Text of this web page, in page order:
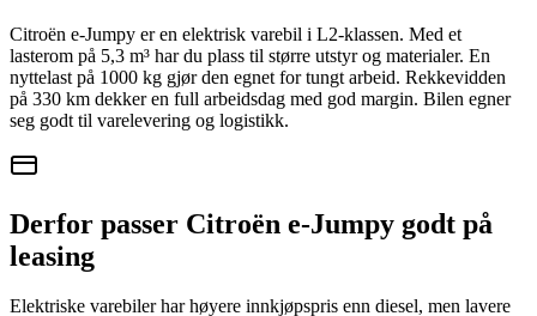
Citroën e-Jumpy er en elektrisk varebil i L2-klassen. Med et
lasterom på 5,3 m³ har du plass til større utstyr og materialer. En
nyttelast på 1000 kg gjør den egnet for tungt arbeid. Rekkevidden
på 330 km dekker en full arbeidsdag med god margin. Bilen egner
seg godt til varelevering og logistikk.
Derfor passer Citroën e-Jumpy godt på
leasing
Elektriske varebiler har høyere innkjøpspris enn diesel, men lavere